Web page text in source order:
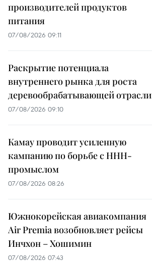
производителей продуктов
питания
07/08/2026 09:11
Раскрытие потенциала
внутреннего рынка для роста
деревообрабатывающей отрасли
07/08/2026 09:10
Камау проводит усиленную
кампанию по борьбе с ННН-
промыслом
07/08/2026 08:26
Южнокорейская авиакомпания
Air Premia возобновляет рейсы
Инчхон – Хошимин
07/08/2026 07:43